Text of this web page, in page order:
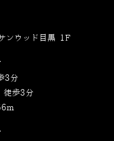
ンウッド目黒 1F
3分
徒歩3分